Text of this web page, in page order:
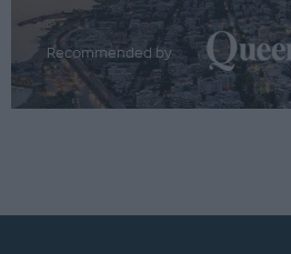
Recommended by